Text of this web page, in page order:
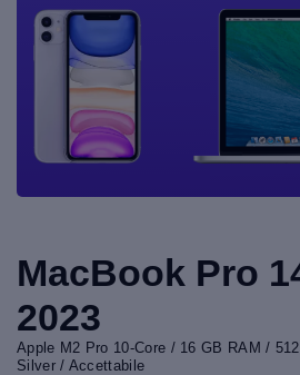
MacBook Pro
2023
Apple M2 Pro 10-Core / 16 GB RAM /
Silver / Accettabile